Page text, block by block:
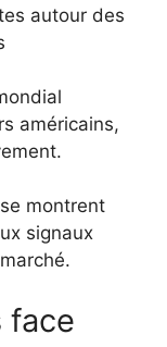
autour des
américains,
montrent
signaux
face